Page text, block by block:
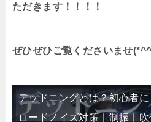
ただきます！！！！
ぜひぜひご覧くださいませ
デッドニングとは？初心者に
ロードノイズ対策｜制振｜